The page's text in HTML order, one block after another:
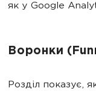
як у Google
Воронки
Розділ показує,